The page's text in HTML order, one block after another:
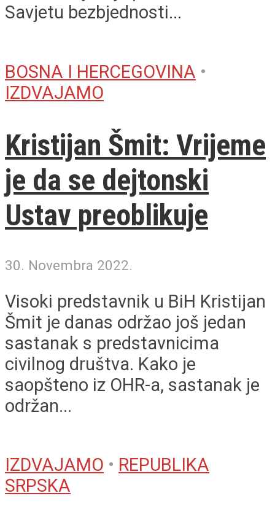
Savjetu bezbjednosti...
BOSNA I HERCEGOVINA •
IZDVAJAMO
Kristijan Šmit: Vrijeme
je da se dejtonski
Ustav preoblikuje
30. Novembra 2022.
Visoki predstavnik u BiH Kristijan
Šmit je danas održao još jedan
sastanak s predstavnicima
civilnog društva. Kako je
saopšteno iz OHR-a, sastanak je
održan...
IZDVAJAMO • REPUBLIKA
SRPSKA